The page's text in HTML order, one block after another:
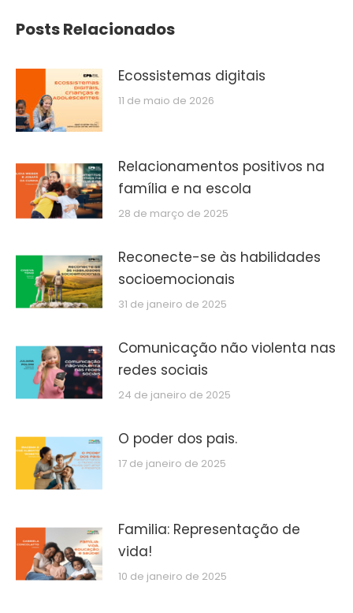
Posts Relacionados
Ecossistemas digitais
11 de maio de 2026
Relacionamentos positivos na
família e na escola
28 de março de 2025
Reconecte-se às habilidades
socioemocionais
31 de janeiro de 2025
Comunicação não violenta nas
redes sociais
24 de janeiro de 2025
O poder dos pais.
17 de janeiro de 2025
Familia: Representação de
vida!
10 de janeiro de 2025